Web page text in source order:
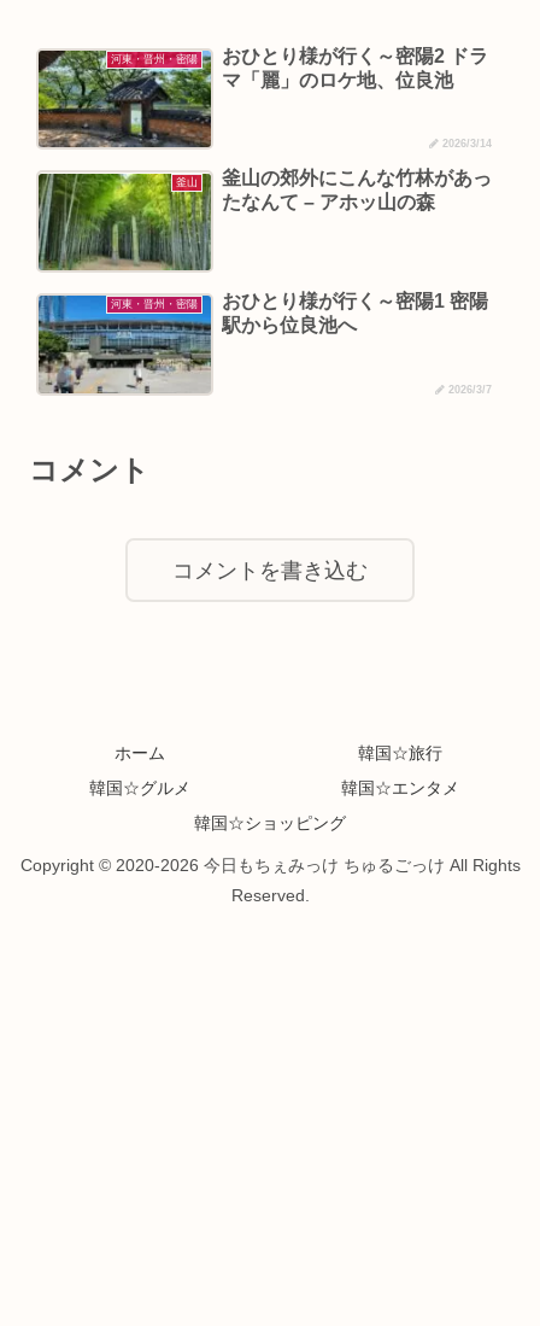
河東・晋州・密陽
おひとり様が行く～密陽2 ドラ
マ「麗」のロケ地、位良池
2026/3/14
釜山
釜山の郊外にこんな竹林があっ
たなんて – アホッ山の森
河東・晋州・密陽
おひとり様が行く～密陽1 密陽
駅から位良池へ
2026/3/7
コメント
コメントを書き込む
ホーム
韓国☆旅行
韓国☆グルメ
韓国☆エンタメ
韓国☆ショッピング
Copyright © 2020-2026 今日もちぇみっけ ちゅるごっけ All Rights
Reserved.